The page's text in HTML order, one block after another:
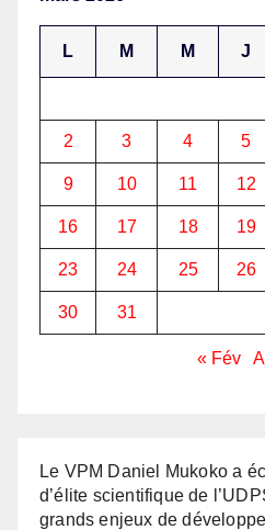
L M M J
2 3 4 5
9 10 11 12
16 17 18 19
23 24 25 26
30 31
« Fév
Le VPM Daniel Mukoko a
d’élite scientifique de
grands enjeux de